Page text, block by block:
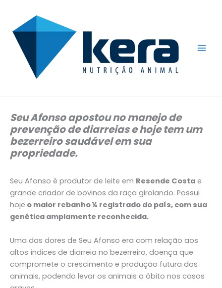
conteúdo
Seu Afonso apostou no manejo de
prevenção de diarreias e hoje tem um
bezerreiro saudável em sua
propriedade.
Seu Afonso é produtor de leite em Resende Costa e
grande criador de bovinos da raça girolando. Possui
hoje o maior rebanho ¼ registrado do país, com sua
genética amplamente reconhecida.
Uma das dores de Seu Afonso era com relação aos
altos índices de diarreia no bezerreiro, doença que
compromete o crescimento e produção futura dos
animais, podendo levar os animais a óbito nos casos